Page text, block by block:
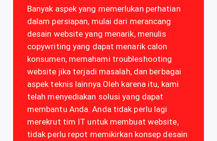
Banyak aspek yang memerlukan perhatian
dalam persiapan, mulai dari merancang
desain website yang menarik, menulis
copywriting yang dapat menarik calon
konsumen, memahami troubleshooting
website jika terjadi masalah, dan berbagai
aspek teknis lainnya.Oleh karena itu, kami
telah menyediakan solusi yang dapat
membantu Anda. Anda tidak perlu lagi
merekrut tim IT untuk membuat website,
tidak perlu repot memikirkan konsep desain